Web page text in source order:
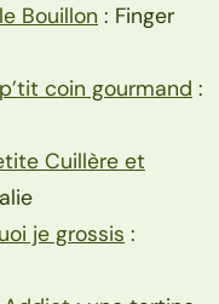
Bouillon : Finger
coin gourmand :
Cuillère et
je grossis :